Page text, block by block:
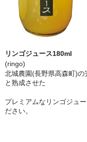
リンゴジュース180ml
(ringo)
北城農園(長野県高森町)の
と熟成させた
プレミアムなリンゴジュ
ださい。